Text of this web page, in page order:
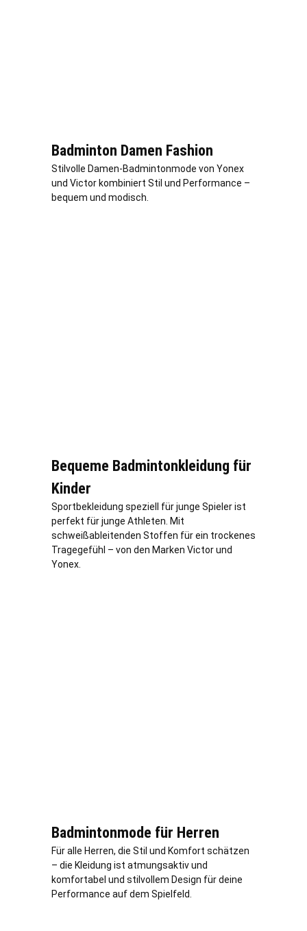
Badminton Damen Fashion
Stilvolle Damen-Badmintonmode von Yonex
und Victor kombiniert Stil und Performance –
bequem und modisch.
Bequeme Badmintonkleidung für
Kinder
Sportbekleidung speziell für junge Spieler ist
perfekt für junge Athleten. Mit
schweißableitenden Stoffen für ein trockenes
Tragegefühl – von den Marken Victor und
Yonex.
Badmintonmode für Herren
Für alle Herren, die Stil und Komfort schätzen
– die Kleidung ist atmungsaktiv und
komfortabel und stilvollem Design für deine
Performance auf dem Spielfeld.